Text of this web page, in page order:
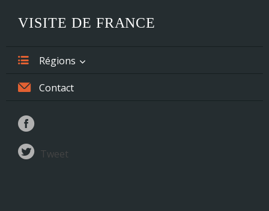
VISITE DE FRANCE
Régions
Alsace
Aquitaine
Basse-Normandie
Contact
Tweet